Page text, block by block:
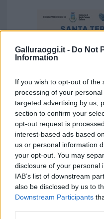
Galluraoggi.it - Do Not
Information
If you wish to opt-out of
processing of your
targeted advertising by us,
section to confirm your
opt-out request is
interest-based ads based
us or personal information
your opt-out. You may
disclosure of your personal
IAB’s list of downstream
also be disclosed by us to
Downstream Participants
Vuoi rimuovere
Puoi abbonarti a
cliccandoqui